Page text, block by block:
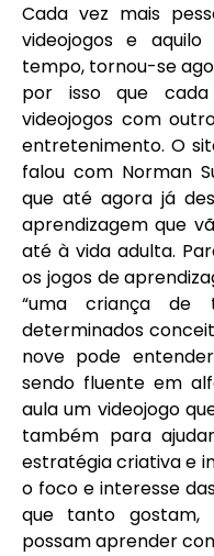
Cada vez mais
videojogos e
tempo, tornou-se
por isso que
videojogos com
entretenimento. O
falou com Norman
que até agora já
aprendizagem que
até à vida adulta.
os jogos de
“uma criança de
determinados
nove pode
sendo fluente em
aula um videojogo
também para
estratégia criativa e
o foco e interesse
que tanto
possam aprender